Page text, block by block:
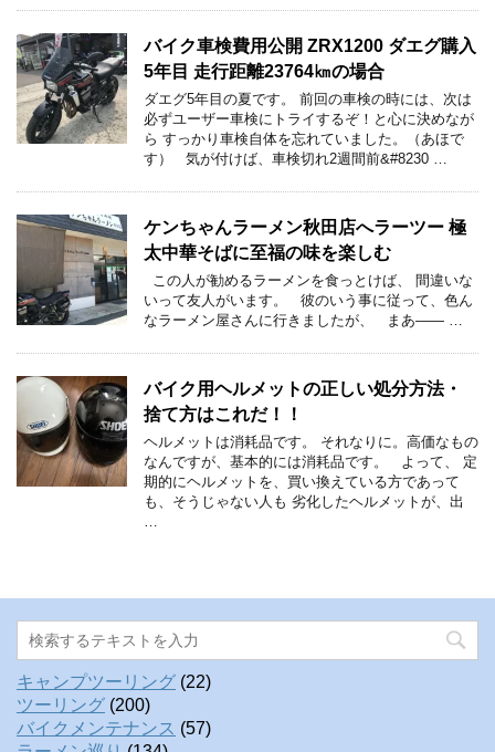
バイク車検費用公開 ZRX1200 ダエグ購入
5年目 走行距離23764㎞の場合
ダエグ5年目の夏です。 前回の車検の時には、次は
必ずユーザー車検にトライするぞ！と心に決めなが
ら すっかり車検自体を忘れていました。（あほで
す） 気が付けば、車検切れ2週間前&#8230 …
ケンちゃんラーメン秋田店へラーツー 極
太中華そばに至福の味を楽しむ
この人が勧めるラーメンを食っとけば、 間違いな
いって友人がいます。 彼のいう事に従って、色ん
なラーメン屋さんに行きましたが、 まあ—— …
バイク用ヘルメットの正しい処分方法・
捨て方はこれだ！！
ヘルメットは消耗品です。 それなりに。高価なもの
なんですが、基本的には消耗品です。 よって、 定
期的にヘルメットを、買い換えている方であって
も、そうじゃない人も 劣化したヘルメットが、出
…
キャンプツーリング (22)
ツーリング (200)
バイクメンテナンス (57)